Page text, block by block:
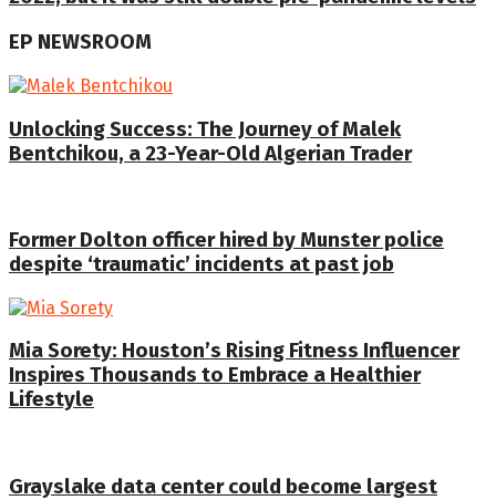
EP NEWSROOM
Unlocking Success: The Journey of Malek
Bentchikou, a 23-Year-Old Algerian Trader
Former Dolton officer hired by Munster police
despite ‘traumatic’ incidents at past job
Mia Sorety: Houston’s Rising Fitness Influencer
Inspires Thousands to Embrace a Healthier
Lifestyle
Grayslake data center could become largest